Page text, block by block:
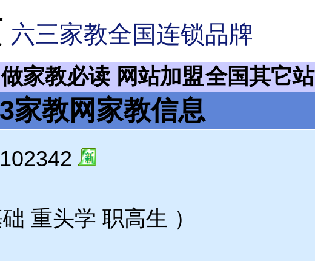
六三家教全国连锁品牌
做家教必读 网站加盟全国其它站
家教网家教信息
重头学 职高生 ）